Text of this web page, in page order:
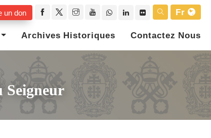
un don
Fr
Archives Historiques Contactez Nous
Seigneur